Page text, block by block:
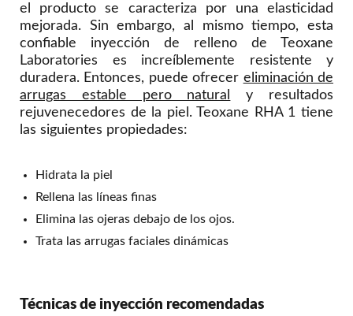
el producto se caracteriza por una elasticidad
mejorada. Sin embargo, al mismo tiempo, esta
confiable inyección de relleno de Teoxane
Laboratories es increíblemente resistente y
duradera. Entonces, puede ofrecer eliminación de
arrugas estable pero natural
y resultados
rejuvenecedores de la piel. Teoxane RHA 1 tiene
las siguientes propiedades:
Hidrata la piel
Rellena las líneas finas
Elimina las ojeras debajo de los ojos.
Trata las arrugas faciales dinámicas
Técnicas de inyección recomendadas